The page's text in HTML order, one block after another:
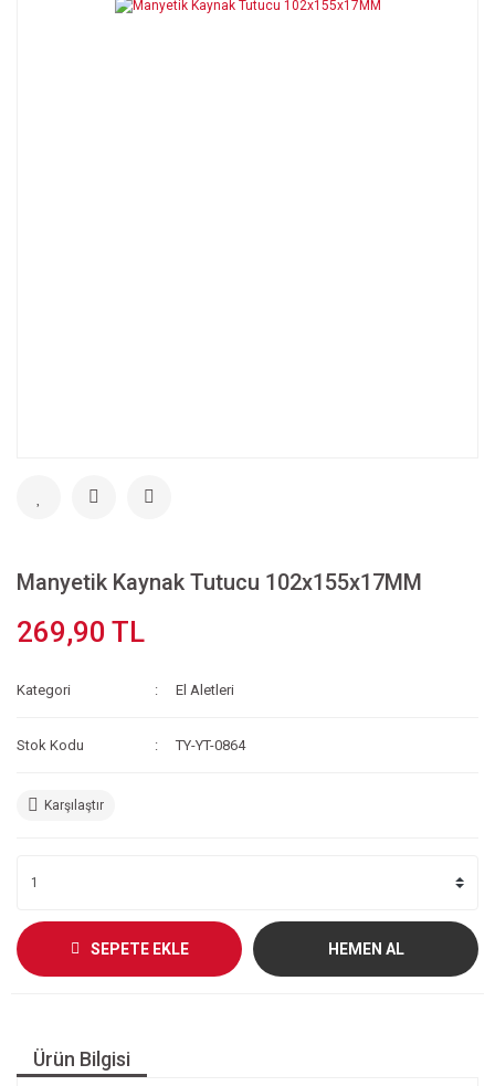
Manyetik Kaynak Tutucu 102x155x17MM
269,90 TL
Kategori El Aletleri
Stok Kodu TY-YT-0864
Karşılaştır
SEPETE EKLE HEMEN AL
Ürün Bilgisi